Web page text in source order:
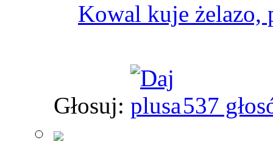
Kowal kuje żelazo,
Głosuj: 537